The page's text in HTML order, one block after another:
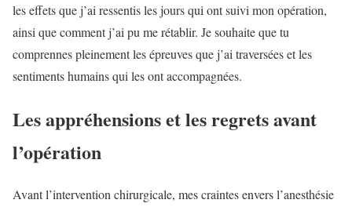
les effets que j’ai ressentis les jours qui ont suivi mon opération,
ainsi que comment j’ai pu me rétablir. Je souhaite que tu
comprennes pleinement les épreuves que j’ai traversées et les
sentiments humains qui les ont accompagnées.
Les appréhensions et les regrets avant
l’opération
Avant l’intervention chirurgicale, mes craintes envers l’anesthésie